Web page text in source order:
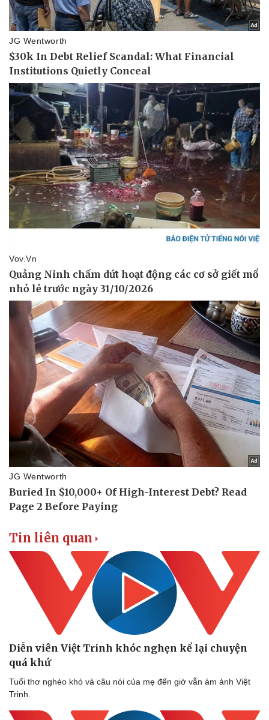
Sức khỏe
Dinh dưỡng - món ngon
Cây thuốc
Sản phụ khoa
Nhi khoa
Làm đẹp - giảm cân
Ăn sạch sống khỏe
Đời sống
Nhà đẹp
Blog
Tin liên quan
Diễn viên Việt Trinh khóc nghẹn kể lại chuyện
quá khứ
Tuổi thơ nghèo khó và câu nói của mẹ đến giờ vẫn ám ảnh Việt
Trinh.